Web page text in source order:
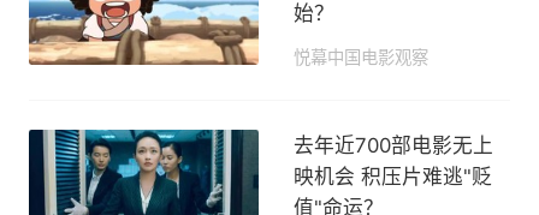
始？
悦幕中国电影观察
去年近700部电影无上
映机会 积压片难逃"贬
值"命运？